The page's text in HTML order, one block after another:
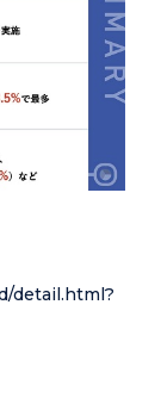
detail.html?